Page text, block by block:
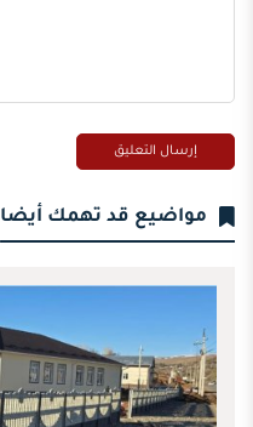
مواضيع قد تهمك أيضا